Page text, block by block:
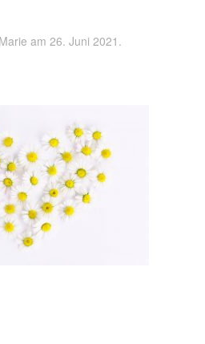
Marie am 26. Juni 2021 .